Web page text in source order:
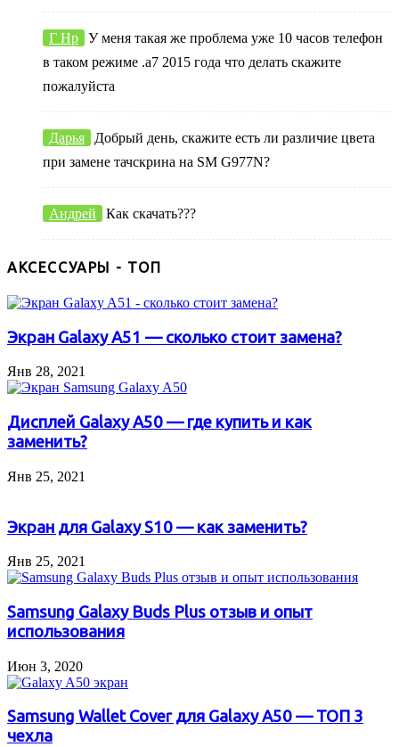
Г Нр
У меня такая же проблема уже 10 часов телефон
в таком режиме .а7 2015 года что делать скажите
пожалуйста
Дарья
Добрый день, скажите есть ли различие цвета
при замене тачскрина на SM G977N?
Андрей Как скачать???
АКСЕССУАРЫ - ТОП
Экран Galaxy A51 — сколько стоит замена?
Янв 28, 2021
Дисплей Galaxy A50 — где купить и как
заменить?
Янв 25, 2021
Экран для Galaxy S10 — как заменить?
Янв 25, 2021
Samsung Galaxy Buds Plus отзыв и опыт
использования
Июн 3, 2020
Samsung Wallet Cover для Galaxy A50 — ТОП 3
чехла